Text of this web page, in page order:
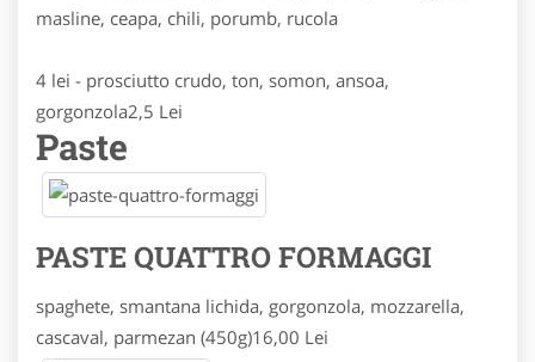
masline, ceapa, chili, porumb, rucola
4 lei - prosciutto crudo, ton, somon, ansoa,
gorgonzola2,5 Lei
Paste
PASTE QUATTRO FORMAGGI
spaghete, smantana lichida, gorgonzola, mozzarella,
cascaval, parmezan (450g)16,00 Lei